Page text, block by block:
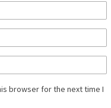
browser for the next time I